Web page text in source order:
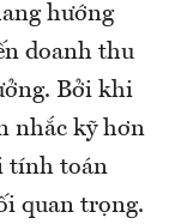
hướng
doanh thu
Bởi khi
nhắc kỹ hơn
tính toán
quan trọng.